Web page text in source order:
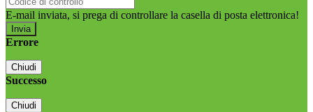
E-mail inviata, si prega di controllare la casella di posta elettronica!
Errore
Chiudi
Successo
Chiudi